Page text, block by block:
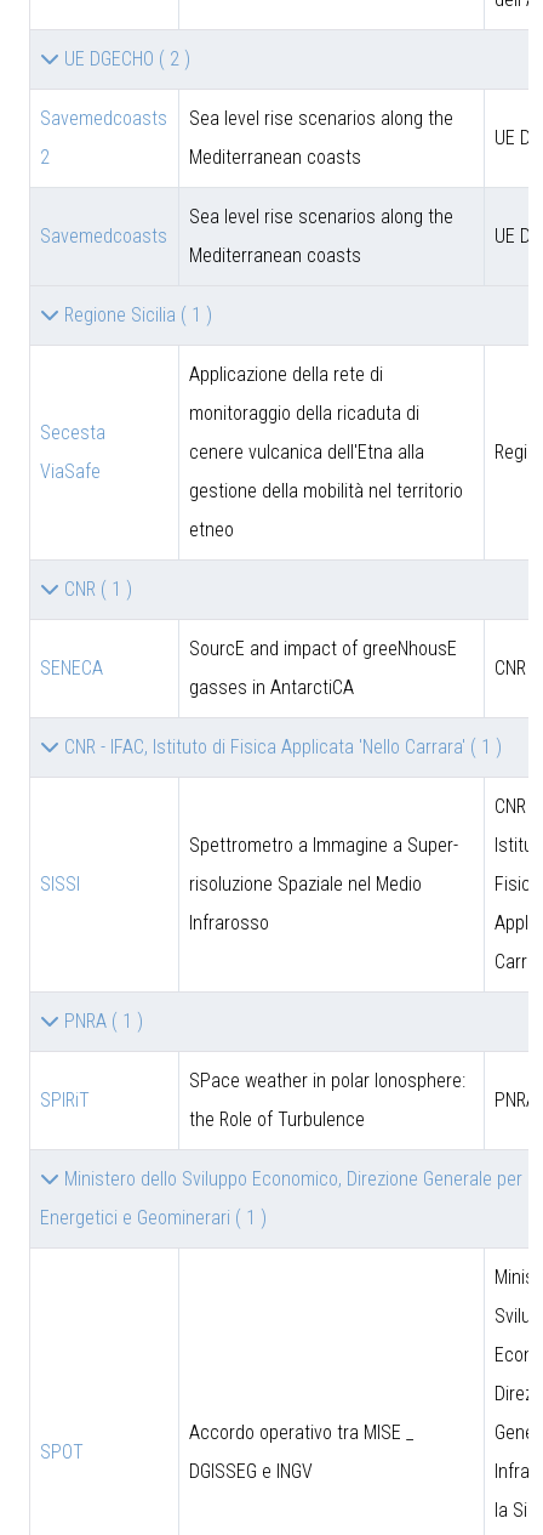
UE DGECHO ( 2 )
Savemedcoasts
2
Sea level rise scenarios along the
Mediterranean coasts
UE
Savemedcoasts
Sea level rise scenarios along the
Mediterranean coasts
UE
Regione Sicilia ( 1 )
Secesta
ViaSafe
Applicazione della rete di
monitoraggio della ricaduta di
cenere vulcanica dell'Etna alla
gestione della mobilità nel territorio
etneo
CNR ( 1 )
SENECA
SourcE and impact of greeNhousE
gasses in AntarctiCA
CNR
CNR - IFAC, Istituto di Fisica Applicata 'Nello Carrara' ( 1 )
SISSI
Spettrometro a Immagine a Super-
risoluzione Spaziale nel Medio
Infrarosso
CNR -
Fisica
PNRA ( 1 )
SPIRiT
SPace weather in polar Ionosphere:
the Role of Turbulence
PNRA
Ministero dello Sviluppo Economico, Direzione Generale per
Energetici e Geominerari ( 1 )
SPOT
Accordo operativo tra MISE _
DGISSEG e INGV
la